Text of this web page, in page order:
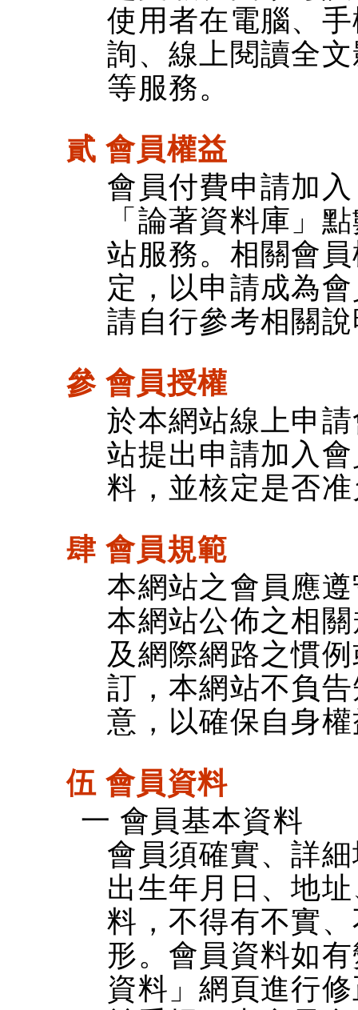
使用者在電腦、
詢、線上閱讀全
等服務。
貳 會員權益
會員付費申請加
「論著資料庫」
站服務。相關會
定，以申請成為
請自行參考相關
參 會員授權
於本網站線上申
站提出申請加入
料，並核定是否
肆 會員規範
本網站之會員應
本網站公佈之相
及網際網路之慣
訂，本網站不負
意，以確保自身
伍 會員資料
一 會員基本資料
會員須確實、詳
出生年月日、地
料，不得有不實
形。會員資料如
資料」網頁進行